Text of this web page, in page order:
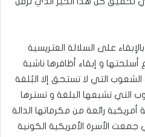
على السلالة العتريسية
أسلحتها و إبقاء أظافرها ناشبة
التي لا تستحق إلا البُلغة
التي تشبعها البلغة و تسترها
رائعة من مكرماتها الدالة
الأسرة الأمريكية الكونية